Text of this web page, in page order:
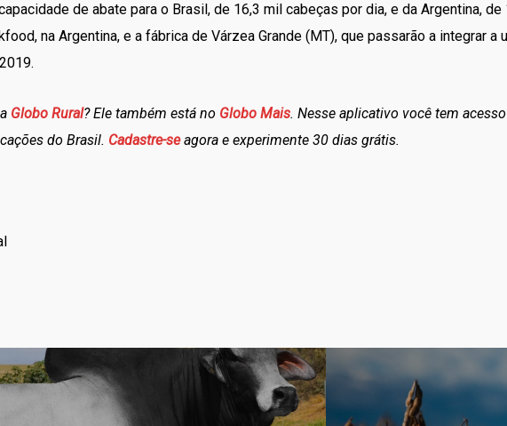
de abate para o Brasil, de 16,3 mil cabeças por dia, e da Argentina,
na Argentina, e a fábrica de Várzea Grande (MT), que passarão a integrar
Globo Rural? Ele também está no Globo Mais. Nesse aplicativo você tem
do Brasil. Cadastre-seagora e experimente 30 dias grátis.